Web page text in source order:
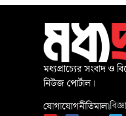
মধ্যপ্রাচ্যের সংবাদ ও
নিউজ পোর্টাল।
যোগাযোগনীতিমালা